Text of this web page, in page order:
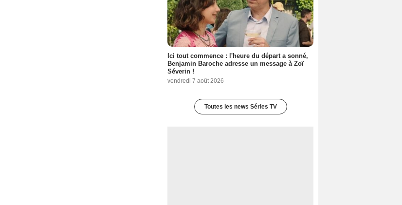
Ici tout commence : l'heure du départ a sonné,
Benjamin Baroche adresse un message à Zoï
Séverin !
vendredi 7 août 2026
Toutes les news Séries TV